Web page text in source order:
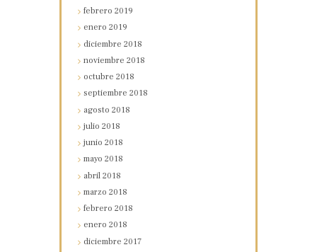
febrero2019
enero2019
diciembre2018
noviembre2018
octubre2018
septiembre2018
agosto2018
julio2018
junio2018
mayo2018
abril2018
marzo2018
febrero2018
enero2018
diciembre2017